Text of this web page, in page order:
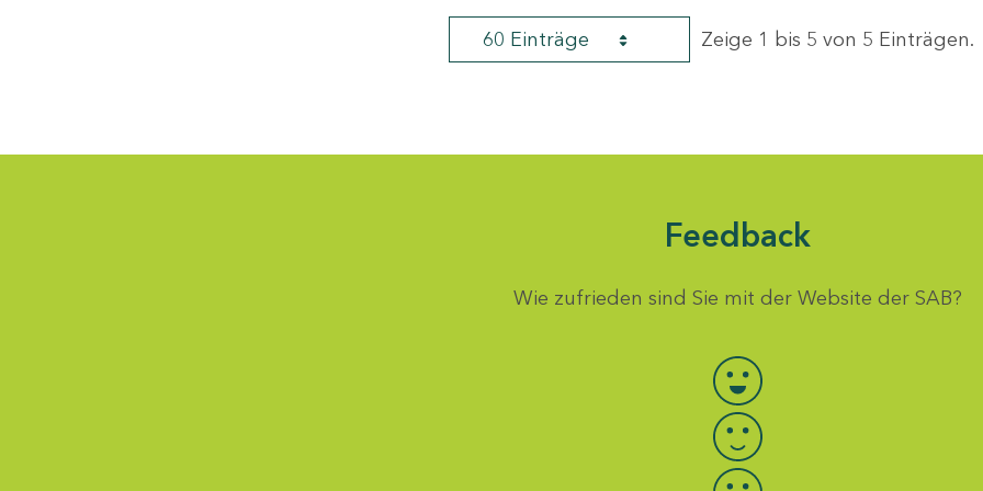
60 Einträge Zeige 1 bis 5 von 5 Einträgen.
Feedback
Wie zufrieden sind Sie mit der Website der SAB?
Bewertung auswählen